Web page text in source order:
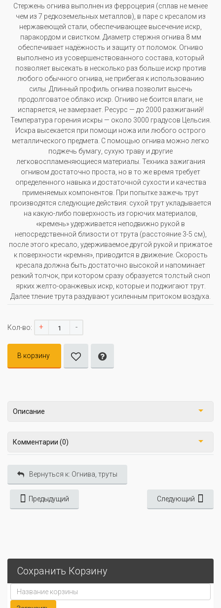
Стержень огнива выполнен из ферроцерия (сплав не менее
чем из 7 редкоземельных металлов), в паре с кресалом из
нержавеющей стали, обеспечивающее высечение искр,
паракордом и свистком. Диаметр стержня огнива 8 мм
обеспечивает надёжность и защиту от поломок. Огниво
выполнено из усовершенствованного состава, который
позволяет высекать в несколько раз больше искр против
любого обычного огнива, не прибегая к использованию
силы. Длинный профиль огнива позволит высечь
продолговатое облако искр. Огниво не боится влаги, не
испаряется, не замерзает. Ресурс — до 2000 разжиганий!
Температура горения искры — около 3000 градусов Цельсия.
Искра высекается при помощи ножа или любого острого
металлического предмета. С помощью огнива можно легко
поджечь бумагу, сухую траву и другие
легковоспламеняющиеся материалы. Техника зажигания
огнивом достаточно проста, но в то же время требует
определенного навыка и достаточной сухости и качества
применяемых компонентов. При попытке зажечь трут
производятся следующие действия: сухой трут укладывается
на какую-либо поверхность из горючих материалов,
«кремень» удерживается неподвижно рукой в
непосредственной близости от трута (расстояние 3-5 см),
после этого кресало, удерживаемое другой рукой и прижатое
к поверхности «кремня», приводится в движение. Скорость
кресала должна быть достаточно высокой и напоминает
резкий толчок, при котором сразу образуется толстый сноп
ярких желто-оранжевых искр, которые и поджигают трут.
Далее тление трута раздувают усиленным притоком воздуха.
Кол-во: + -
В корзину
Описание
Комментарии (0)
Вернуться к: Огнива, труты
Предыдущий Следующий
Сохранить Корзину